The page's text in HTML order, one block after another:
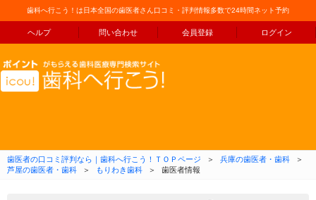
歯科へ行こう！は日本全国の歯医者さん口コミ・評判情報多数で24時間ネット予約
ヘルプ 問い合わせ 会員登録 ログイン
コンテンツへ移動
歯医者の口コミ評判なら｜歯科へ行こう！ＴＯＰページ ＞ 兵庫の歯医者・歯科
＞
芦屋の歯医者・歯科
＞ もりわき歯科 ＞ 歯医者情報